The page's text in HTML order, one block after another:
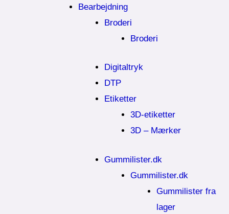
Bearbejdning
Broderi
Broderi
Digitaltryk
DTP
Etiketter
3D-etiketter
3D – Mærker
Gummilister.dk
Gummilister.dk
Gummilister fra
lager